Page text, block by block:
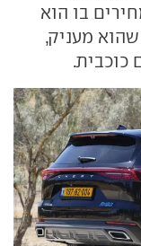
בו הוא
מעניק,